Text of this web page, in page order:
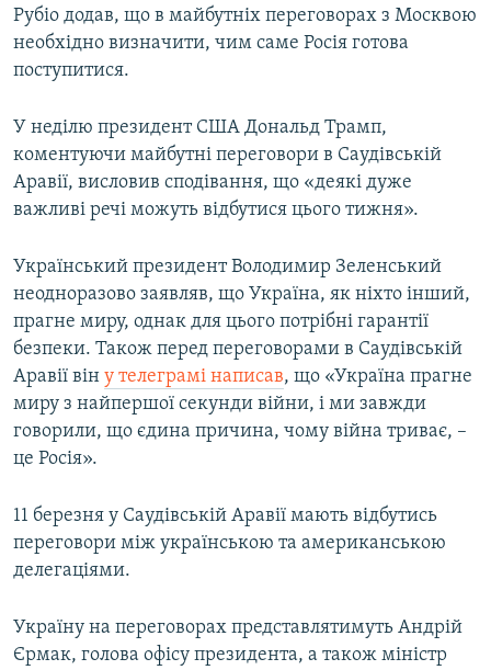
Рубіо додав, що в майбутніх переговорах з Москвою
необхідно визначити, чим саме Росія готова
поступитися.
У неділю президент США Дональд Трамп,
коментуючи майбутні переговори в Саудівській
Аравії, висловив сподівання, що «деякі дуже
важливі речі можуть відбутися цього тижня».
Український президент Володимир Зеленський
неодноразово заявляв, що Україна, як ніхто інший,
прагне миру, однак для цього потрібні гарантії
безпеки. Також перед переговорами в Саудівській
Аравії він у телеграмі написав, що «Україна прагне
миру з найпершої секунди війни, і ми завжди
говорили, що єдина причина, чому війна триває, –
це Росія».
11 березня у Саудівській Аравії мають відбутись
переговори між українською та американською
делегаціями.
Україну на переговорах представлятимуть Андрій
Єрмак, голова офісу президента, а також міністр